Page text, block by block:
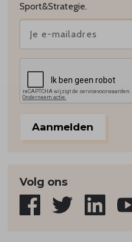
Sport&Strategie.
Aanmelden
Volg ons